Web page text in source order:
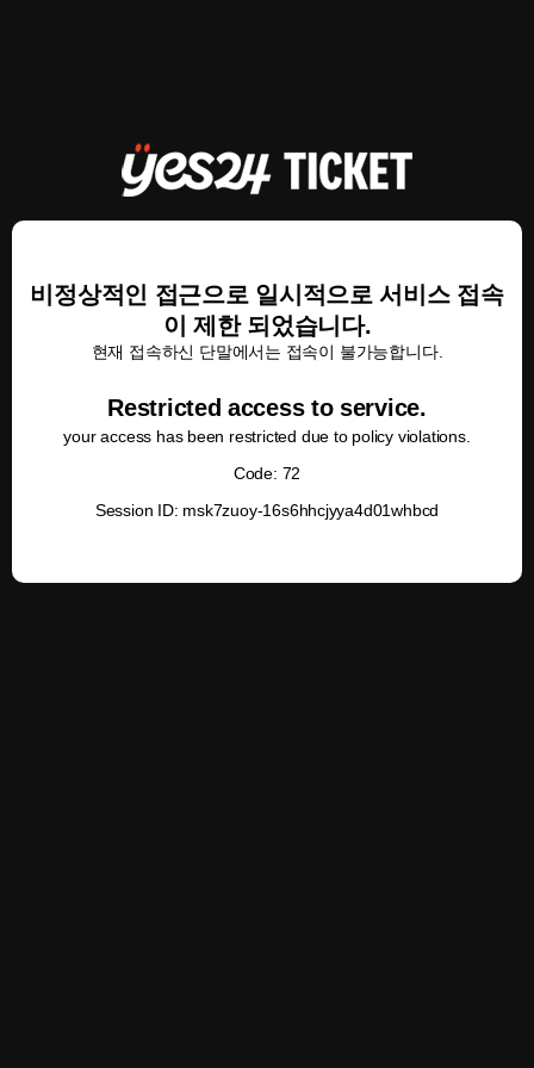
비정상적인 접근으로 일시적으로 서비스 접속
이 제한 되었습니다.
현재 접속하신 단말에서는 접속이 불가능합니다.
Restricted access to service.
your access has been restricted due to policy violations.
Code: 72
Session ID: msk7zuoy-16s6hhcjyya4d01whbcd